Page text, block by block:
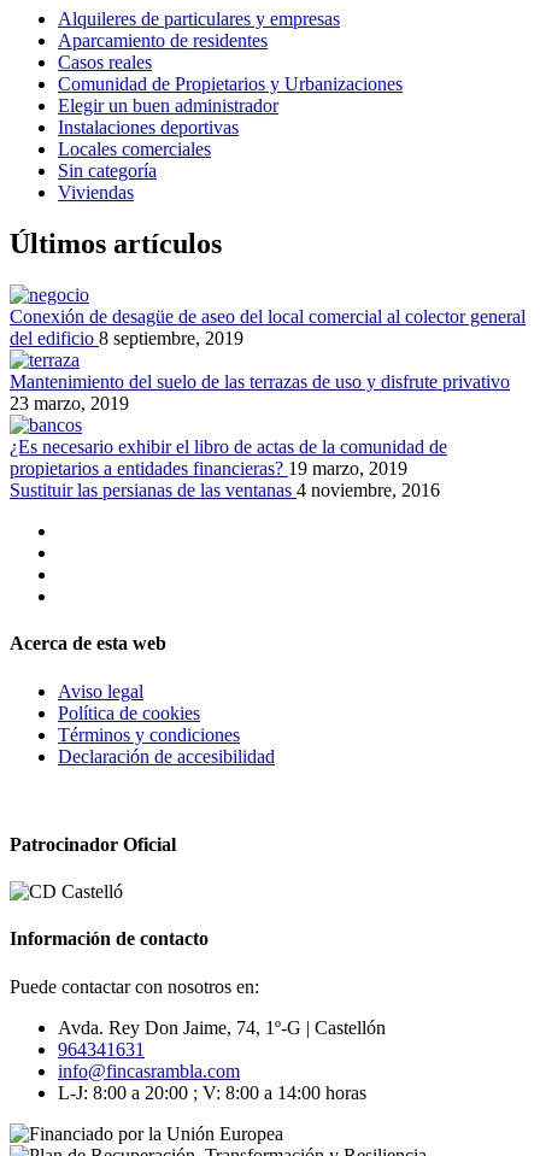
Alquileres de particulares y empresas
Aparcamiento de residentes
Casos reales
Comunidad de Propietarios y Urbanizaciones
Elegir un buen administrador
Instalaciones deportivas
Locales comerciales
Sin categoría
Viviendas
Últimos artículos
Conexión de desagüe de aseo del local comercial al colector general
del edificio 8 septiembre, 2019
Mantenimiento del suelo de las terrazas de uso y disfrute privativo
23 marzo, 2019
¿Es necesario exhibir el libro de actas de la comunidad de
propietarios a entidades financieras? 19 marzo, 2019
Sustituir las persianas de las ventanas 4 noviembre, 2016
Acerca de esta web
Aviso legal
Política de cookies
Términos y condiciones
Declaración de accesibilidad
Patrocinador Oficial
Información de contacto
Puede contactar con nosotros en:
Avda. Rey Don Jaime, 74, 1º-G | Castellón
964341631
info@fincasrambla.com
L-J: 8:00 a 20:00 ; V: 8:00 a 14:00 horas